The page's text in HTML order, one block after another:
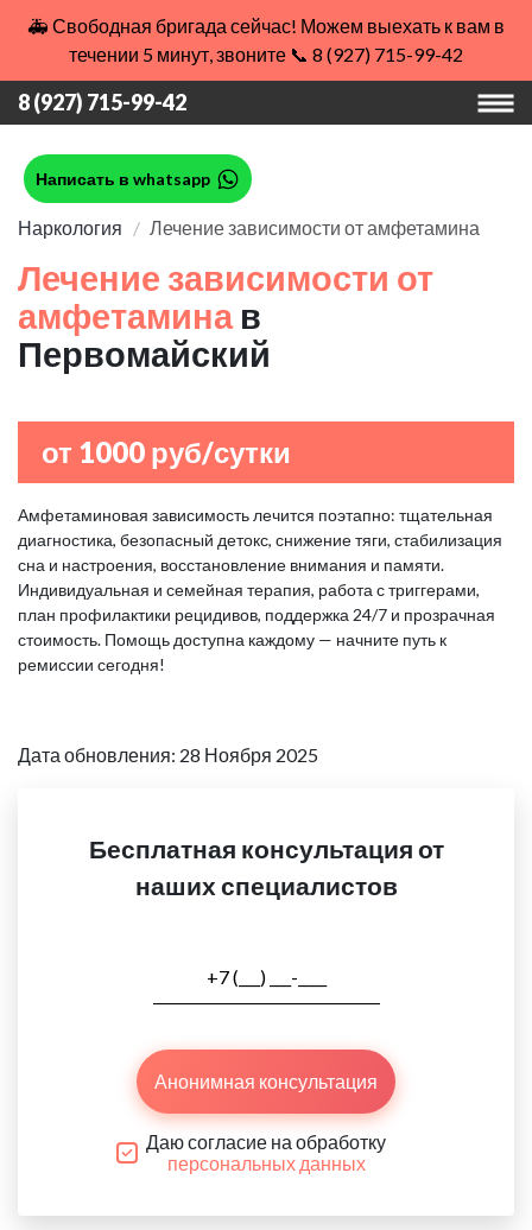
🚑 Свободная бригада сейчас! Можем выехать к вам в
течении 5 минут, звоните 📞 8 (927) 715-99-42
8 (927) 715-99-42
Написать в whatsapp
Наркология Лечение зависимости от амфетамина
Лечение зависимости от
амфетамина в
Первомайский
от 1000 руб/сутки
Амфетаминовая зависимость лечится поэтапно: тщательная
диагностика, безопасный детокс, снижение тяги, стабилизация
сна и настроения, восстановление внимания и памяти.
Индивидуальная и семейная терапия, работа с триггерами,
план профилактики рецидивов, поддержка 24/7 и прозрачная
стоимость. Помощь доступна каждому — начните путь к
ремиссии сегодня!
Дата обновления: 28 Ноября 2025
Бесплатная консультация от
наших специалистов
Анонимная консультация
Даю согласие на обработку
персональных данных